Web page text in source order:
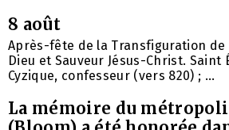
8 août
Après-fête de la Transfiguration de
Dieu et Sauveur Jésus-Christ. Saint
Cyzique, confesseur (vers 820) ; ...
La mémoire du